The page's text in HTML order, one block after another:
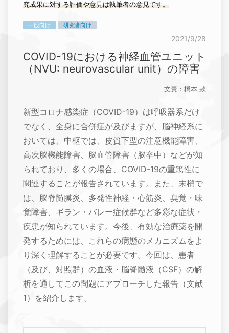
究成果に対する評価や意見は執筆者の意見です。
一般向け 研究者向け
2021/9/28
COVID-19における神経血管ユニット
（NVU: neurovascular unit）の障害
文責：橋本 款
新型コロナ感染症（COVID-19）は呼吸器系だけ
でなく、全身に合併症が及びますが、脳神経系に
おいては、中枢では、皮質下型の注意機能障害、
高次脳機能障害、脳血管障害（脳卒中）などが知
られており、多くの場合、COVID-19の重篤性に
関連することが報告されています。また、末梢で
は、脳脊髄膜炎、多発性神経・心筋炎、臭覚・味
覚障害、ギラン・バレー症候群など多彩な症状・
疾患が知られています。今後、有効な治療薬を開
発するためには、これらの病態のメカニズムをよ
り深く理解することが必要です。今回は、患者
（及び、対照群）の血液・脳脊髄液（CSF）の解
析を通してこの問題にアプローチした報告（文献
1）を紹介します。